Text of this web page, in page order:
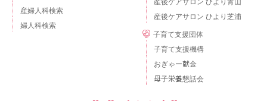
産婦人科検索
婦人科検索
産後ケアサロン ひより芝浦
子育て支援団体
子育て支援機構
おぎゃー献金
母子栄養懇話会